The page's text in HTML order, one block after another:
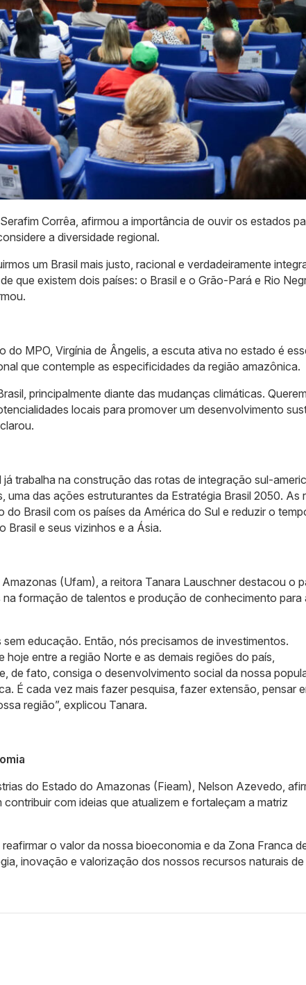
Corrêa, afirmou a importância de ouvir os estados
a diversidade regional.
um Brasil mais justo, racional e verdadeiramente
que existem dois países: o Brasil e o Grão-Pará e Rio
do MPO, Virgínia de Ângelis, a escuta ativa no estado é
que contemple as especificidades da região amazônica.
principalmente diante das mudanças climáticas.
locais para promover um desenvolvimento
trabalha na construção das rotas de integração sul-
das ações estruturantes da Estratégia Brasil 2050. As
Brasil com os países da América do Sul e reduzir o
Brasil e seus vizinhos e a Ásia.
(Ufam), a reitora Tanara Lauschner destacou o
formação de talentos e produção de conhecimento para
educação. Então, nós precisamos de investimentos.
hoje entre a região Norte e as demais regiões do país,
de fato, consiga o desenvolvimento social da nossa
É cada vez mais fazer pesquisa, fazer extensão, pensar
região”, explicou Tanara.
do Estado do Amazonas (Fieam), Nelson Azevedo,
com ideias que atualizem e fortaleçam a matriz
o valor da nossa bioeconomia e da Zona Franca
inovação e valorização dos nossos recursos naturais